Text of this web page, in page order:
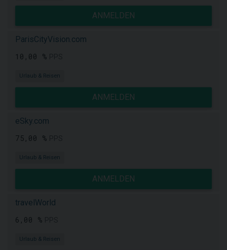
ANMELDEN
ParisCityVision.com
10,00 %
Urlaub & Reisen
ANMELDEN
eSky.com
75,00 %
Urlaub & Reisen
ANMELDEN
travelWorld
6,00 %
Urlaub & Reisen